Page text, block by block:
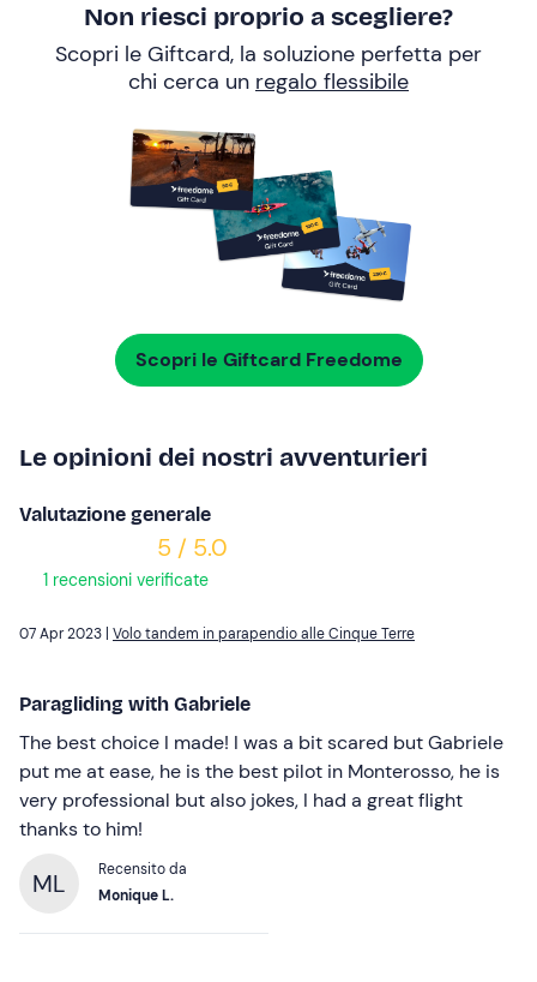
Non riesci proprio a scegliere?
Scopri le Giftcard, la soluzione perfetta per
chi cerca un regalo flessibile
Scopri le Giftcard Freedome
Le opinioni dei nostri avventurieri
Valutazione generale
5 / 5.0
1 recensioni verificate
07 Apr 2023 | Volo tandem in parapendio alle Cinque Terre
Paragliding with Gabriele
The best choice I made! I was a bit scared but Gabriele
put me at ease, he is the best pilot in Monterosso, he is
very professional but also jokes, I had a great flight
thanks to him!
ML
Recensito da
Monique L.